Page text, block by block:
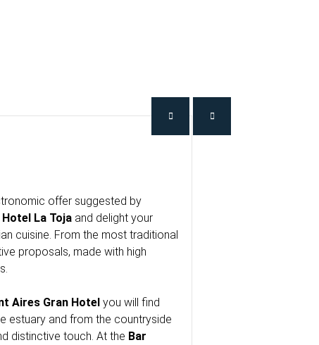
offer suggested by
La Toja and delight your
cuisine. From the most traditional
proposals, made with high
Aires Gran Hotel you will find
estuary and from the countryside
distinctive touch. At the Bar